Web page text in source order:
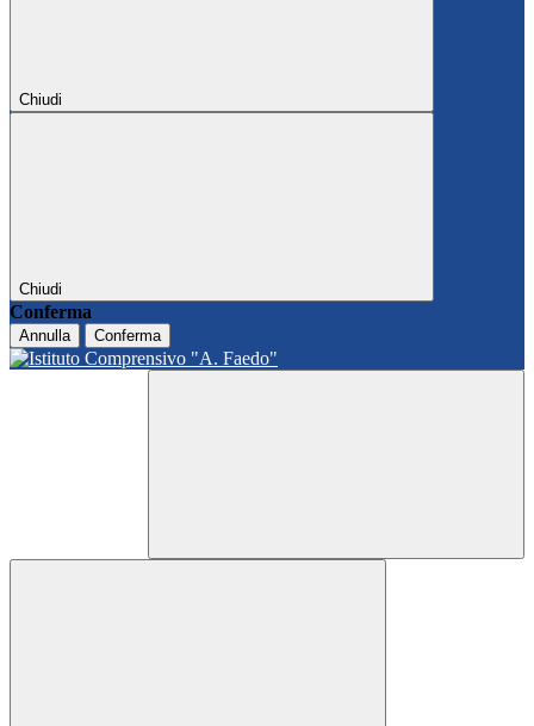
Chiudi
Chiudi
Conferma
Annulla Conferma